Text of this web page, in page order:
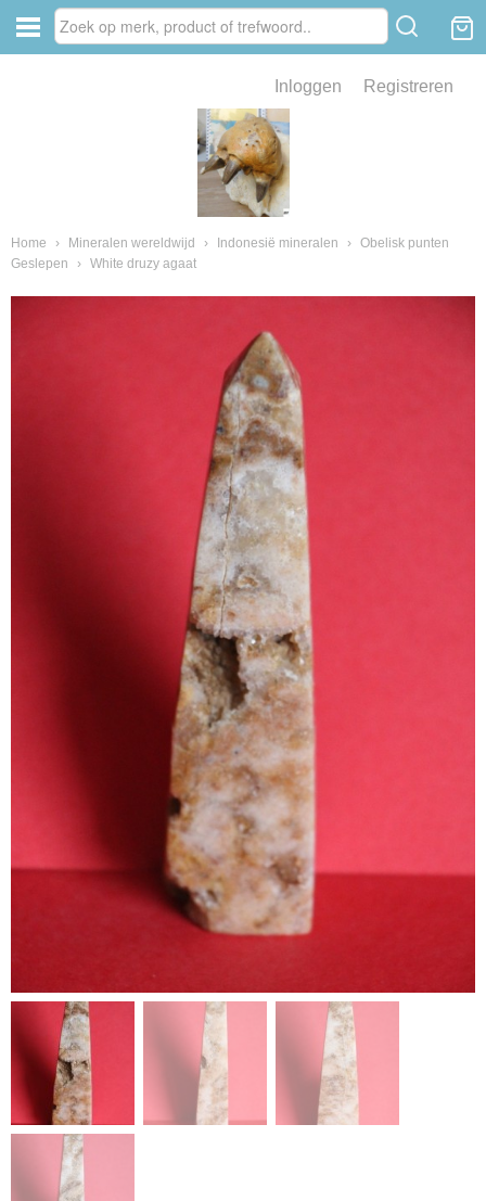
Inloggen Registreren
Home › Mineralen wereldwijd › Indonesië mineralen › Obelisk punten
Geslepen
› White druzy agaat
van fossielen en mineralen